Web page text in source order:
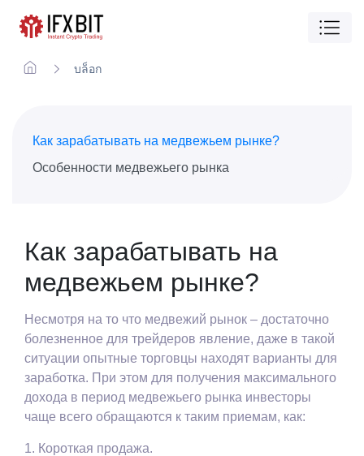
บล็อก
Как зарабатывать на медвежьем рынке?
Особенности медвежьего рынка
Как зарабатывать на
медвежьем рынке?
Несмотря на то что медвежий рынок – достаточно
болезненное для трейдеров явление, даже в такой
ситуации опытные торговцы находят варианты для
заработка. При этом для получения максимального
дохода в период медвежьего рынка инвесторы
чаще всего обращаются к таким приемам, как:
1. Короткая продажа.